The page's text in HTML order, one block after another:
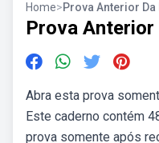
Home>Prova Anterior Da
Prova Anterior
Abra esta prova
Este caderno contém
prova somente após